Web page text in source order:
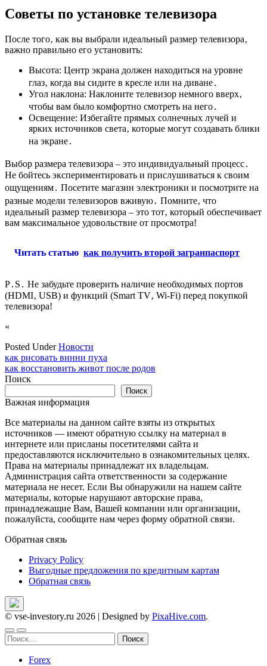
Советы по установке телевизора
После того‚ как вы выбрали идеальный размер телевизора‚
важно правильно его установить:
Высота: Центр экрана должен находиться на уровне
глаз‚ когда вы сидите в кресле или на диване․
Угол наклона: Наклоните телевизор немного вверх‚
чтобы вам было комфортно смотреть на него․
Освещение: Избегайте прямых солнечных лучей и
ярких источников света‚ которые могут создавать блики
на экране․
Выбор размера телевизора – это индивидуальный процесс․
Не бойтесь экспериментировать и прислушиваться к своим
ощущениям․ Посетите магазин электроники и посмотрите на
разные модели телевизоров вживую․ Помните‚ что
идеальный размер телевизора – это тот‚ который обеспечивает
вам максимальное удовольствие от просмотра!
Читать статью как получить второй загранпаспорт
P․S․ Не забудьте проверить наличие необходимых портов
(HDMI‚ USB) и функций (Smart TV‚ Wi-Fi) перед покупкой
телевизора!
«
Posted UnderНовости
Навигация
по
как рисовать винни пуха
как восстановить живот после родов
Поиск
Поиск
Важная информация
Все материалы на данном сайте взяты из открытых
источников — имеют обратную ссылку на материал в
интернете или присланы посетителями сайта и
предоставляются исключительно в ознакомительных целях.
Права на материалы принадлежат их владельцам.
Администрация сайта ответственности за содержание
материала не несет. Если Вы обнаружили на нашем сайте
материалы, которые нарушают авторские права,
принадлежащие Вам, Вашей компании или организации,
пожалуйста, сообщите нам через форму обратной связи.
Обратная связь
Privacy Policy
Выгодные предложения по кредитным картам
Обратная связь
© vse-investory.ru 2026 | Designed by PixaHive.com.
Найти:
Forex